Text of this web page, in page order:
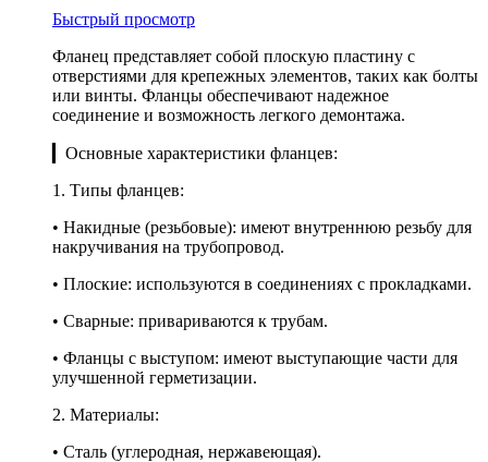
Быстрый просмотр
Фланец представляет собой плоскую пластину с
отверстиями для крепежных элементов, таких как болты
или винты. Фланцы обеспечивают надежное
соединение и возможность легкого демонтажа.
▎Основные характеристики фланцев:
1. Типы фланцев:
• Накидные (резьбовые): имеют внутреннюю резьбу для
накручивания на трубопровод.
• Плоские: используются в соединениях с прокладками.
• Сварные: привариваются к трубам.
• Фланцы с выступом: имеют выступающие части для
улучшенной герметизации.
2. Материалы:
• Сталь (углеродная, нержавеющая).